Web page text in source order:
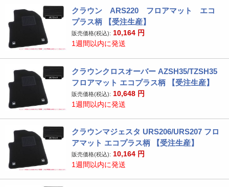
クラウン ARS220 フロアマット エコ
プラス柄 【受注生産】
販売価格(税込): 10,164 円
1週間以内に発送
クラウンクロスオーバー AZSH35/TZSH35
フロアマット エコプラス柄 【受注生産】
販売価格(税込): 10,648 円
1週間以内に発送
クラウンマジェスタ URS206/URS207 フロ
アマット エコプラス柄 【受注生産】
販売価格(税込): 10,164 円
1週間以内に発送